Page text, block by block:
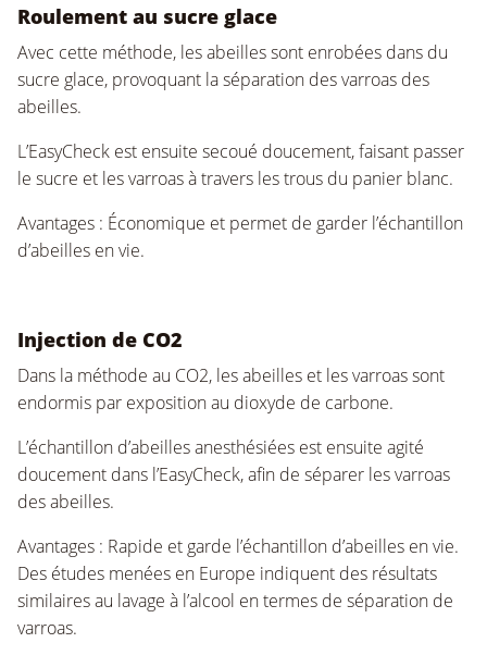
Roulement au sucre glace
Avec cette méthode, les abeilles sont enrobées dans du
sucre glace, provoquant la séparation des varroas des
abeilles.
L’EasyCheck est ensuite secoué doucement, faisant passer
le sucre et les varroas à travers les trous du panier blanc.
Avantages : Économique et permet de garder l’échantillon
d’abeilles en vie.
Injection de CO2
Dans la méthode au CO2, les abeilles et les varroas sont
endormis par exposition au dioxyde de carbone.
L’échantillon d’abeilles anesthésiées est ensuite agité
doucement dans l’EasyCheck, afin de séparer les varroas
des abeilles.
Avantages : Rapide et garde l’échantillon d’abeilles en vie.
Des études menées en Europe indiquent des résultats
similaires au lavage à l’alcool en termes de séparation de
varroas.